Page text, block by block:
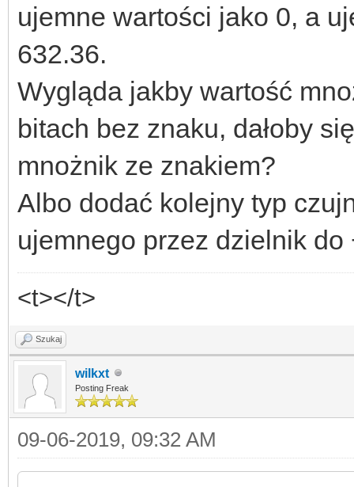
ujemne wartości jako 0, a
632.36.
Wygląda jakby wartość
bitach bez znaku, dałoby
mnożnik ze znakiem?
Albo dodać kolejny typ
ujemnego przez dzielnik do
<t></t>
Szukaj
wilkxt
Posting Freak
09-06-2019, 09:32 AM